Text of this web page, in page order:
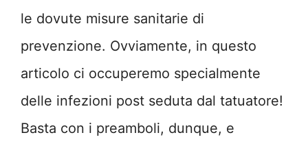
le dovute misure sanitarie di
prevenzione. Ovviamente, in questo
articolo ci occuperemo specialmente
delle infezioni post seduta dal tatuatore!
Basta con i preamboli, dunque, e